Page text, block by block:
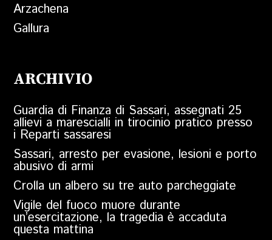
Arzachena
Gallura
ARCHIVIO
Guardia di Finanza di Sassari, assegnati 25
allievi a marescialli in tirocinio pratico presso
i Reparti sassaresi
Sassari, arresto per evasione, lesioni e porto
abusivo di armi
Crolla un albero su tre auto parcheggiate
Vigile del fuoco muore durante
un’esercitazione, la tragedia è accaduta
questa mattina